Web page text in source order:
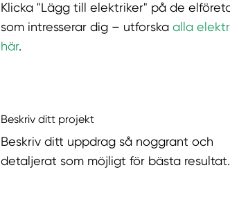
Klicka "Lägg till elektriker" på de
som intresserar dig – utforska alla
här.
Beskriv ditt projekt
Beskriv ditt uppdrag så noggrant och
detaljerat som möjligt för bästa resultat.